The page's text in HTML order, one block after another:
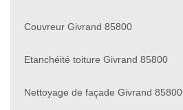
Couvreur Givrand 85800
Etanchéité toiture Givrand 85800
Nettoyage de façade Givrand 85800